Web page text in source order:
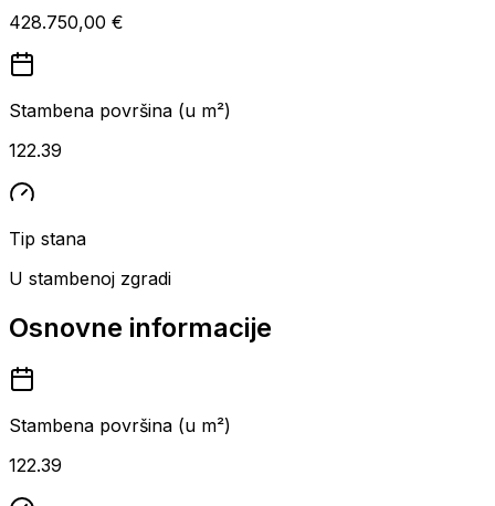
428.750,00 €
Stambena površina (u m²)
122.39
Tip stana
U stambenoj zgradi
Osnovne informacije
Stambena površina (u m²)
122.39